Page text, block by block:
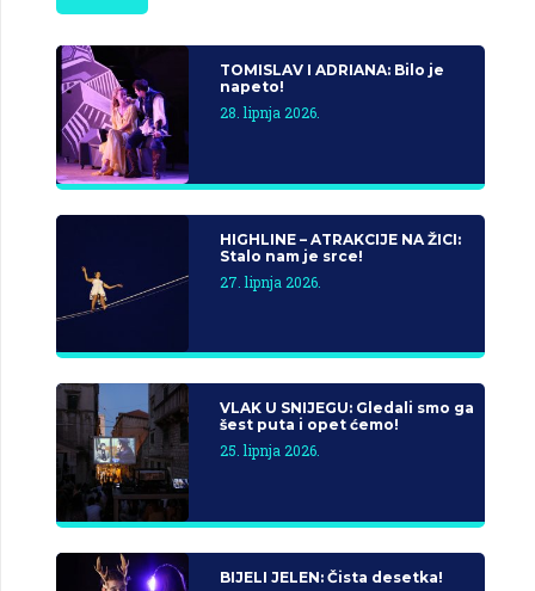
TOMISLAV I ADRIANA: Bilo je
napeto!
28. lipnja 2026.
HIGHLINE – ATRAKCIJE NA ŽICI:
Stalo nam je srce!
27. lipnja 2026.
VLAK U SNIJEGU: Gledali smo ga
šest puta i opet ćemo!
25. lipnja 2026.
BIJELI JELEN: Čista desetka!